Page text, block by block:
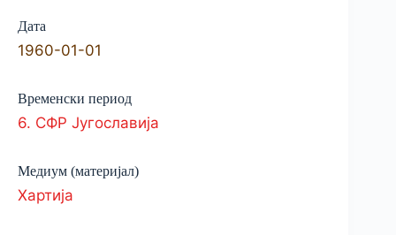
Дата
1960-01-01
Временски период
6. СФР Југославија
Медиум (материјал)
Хартија